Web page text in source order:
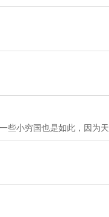
些小穷国也是如此，因为